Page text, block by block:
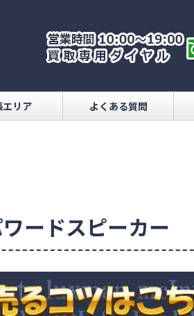
エリア よくある質問
ードスピーカー